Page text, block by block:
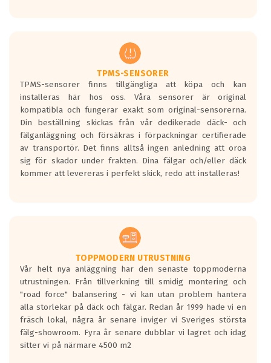
regelverket som introduceras år 2016.
Ett däck med två svarta vågor är redan
godkända för år 2016 nya regelverk.
Ett däck med en svart våg kommer vara
minst tre decibel tystare än det
regelverk som börjar gälla 2016.
TPMS-SENSORER
TPMS-sensorer finns tillgängliga att köpa och kan
installeras här hos oss. Våra sensorer är original
kompatibla och fungerar exakt som original-sensorerna.
Din beställning skickas från vår dedikerade däck- och
fälganläggning och försäkras i förpackningar certifierade
av transportör. Det finns alltså ingen anledning att oroa
sig för skador under frakten. Dina fälgar och/eller däck
kommer att levereras i perfekt skick, redo att installeras!
TOPPMODERN UTRUSTNING
Vår helt nya anläggning har den senaste toppmoderna
utrustningen. Från tillverkning till smidig montering och
"road force" balansering - vi kan utan problem hantera
alla storlekar på däck och fälgar. Redan år 1999 hade vi en
fräsch lokal, några år senare inviger vi Sveriges största
fälg-showroom. Fyra år senare dubblar vi lagret och idag
sitter vi på närmare 4500 m2